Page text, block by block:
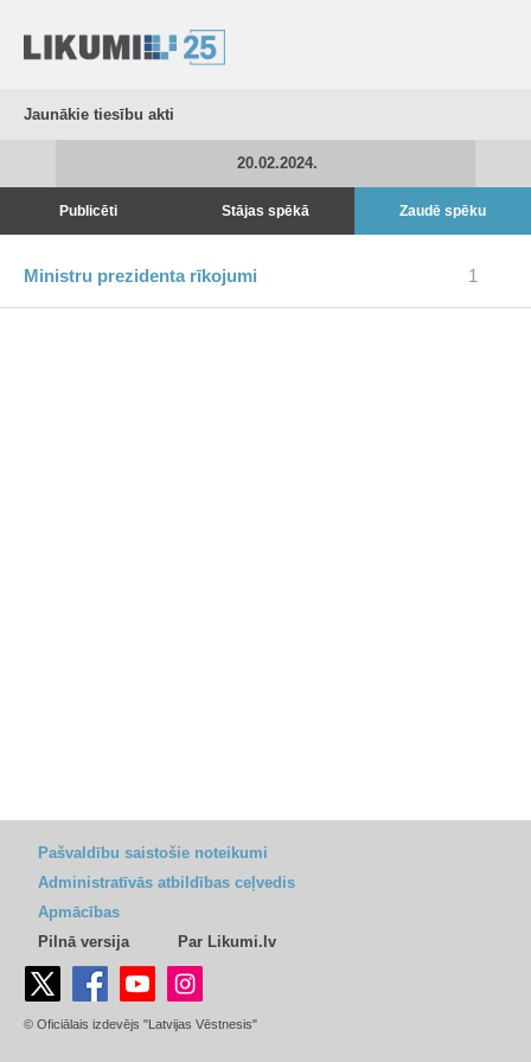
Jaunākie tiesību akti
20.02.2024.
Publicēti Stājas spēkā Zaudē spēku
Ministru prezidenta rīkojumi 1
Pašvaldību saistošie noteikumi
Administratīvās atbildības ceļvedis
Apmācības
Pilnā versija
Par Likumi.lv
© Oficiālais izdevējs "Latvijas Vēstnesis"